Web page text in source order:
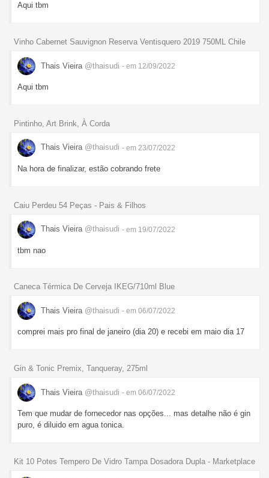
Aqui tbm
Vinho Cabernet Sauvignon Reserva Ventisquero 2019 750ML Chile
Thais Vieira @thaisudi - em 12/09/2022
Aqui tbm
Pintinho, Art Brink, À Corda
Thais Vieira @thaisudi - em 23/07/2022
Na hora de finalizar, estão cobrando frete
Caiu Perdeu 54 Peças - Pais & Filhos
Thais Vieira @thaisudi - em 19/07/2022
tbm nao
Caneca Térmica De Cerveja IKEG/710ml Blue
Thais Vieira @thaisudi - em 06/07/2022
comprei mais pro final de janeiro (dia 20) e recebi em maio dia 17
Gin & Tonic Premix, Tanqueray, 275ml
Thais Vieira @thaisudi - em 06/07/2022
Tem que mudar de fornecedor nas opções... mas detalhe não é gin
puro, é diluido em agua tonica.
Kit 10 Potes Tempero De Vidro Tampa Dosadora Dupla - Marketplace